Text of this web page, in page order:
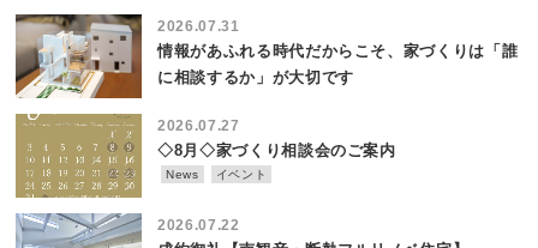
2026.07.31
情報があふれる時代だからこそ、家づくりは「誰
に相談するか」が大切です
2026.07.27
◇8月◇家づくり相談会のご案内
News イベント
2026.07.22